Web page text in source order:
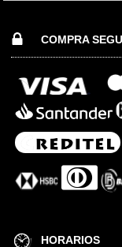
COMPRA
HORARIOS